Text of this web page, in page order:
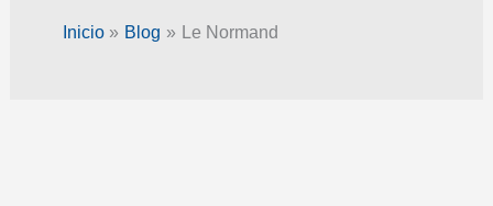
Inicio Blog Le Normand